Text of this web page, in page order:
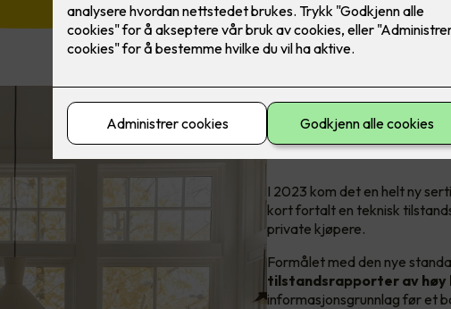
Hva er NEK
I 2023 kom det en helt ny
kort fortalt en teknisk
private kjøpere.
Formålet med den nye
tilstandsrapporter av
informasjonsgrunnlag før et